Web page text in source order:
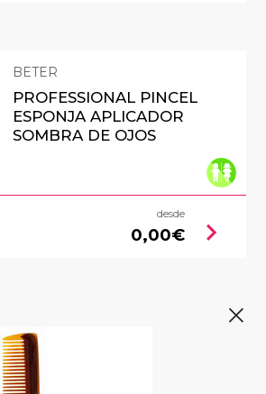
BETER
PROFESSIONAL PINCEL
ESPONJA APLICADOR
SOMBRA DE OJOS
desde
0,00€ chevron_right